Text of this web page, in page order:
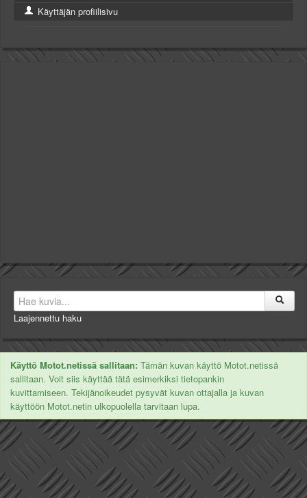
Käyttäjän profiilisivu
Laajennettu haku
Käyttö Motot.netissä sallitaan: Tämän kuvan käyttö Motot.netissä
sallitaan. Voit siis käyttää tätä esimerkiksi tietopankin
kuvittamiseen. Tekijänoikeudet pysyvät kuvan ottajalla ja kuvan
käyttöön Motot.netin ulkopuolella tarvitaan lupa.